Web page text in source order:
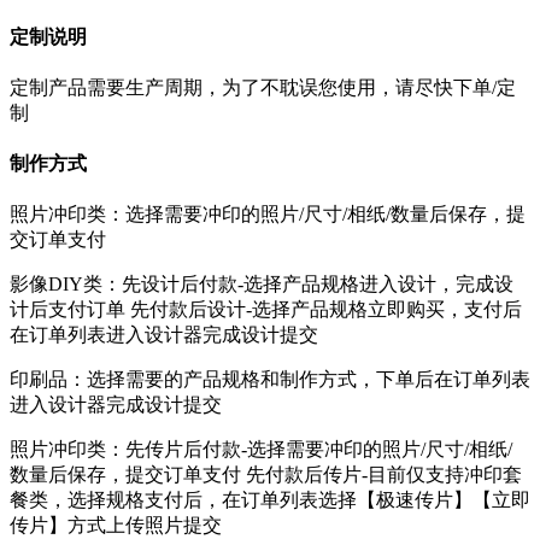
定制说明
定制产品需要生产周期，为了不耽误您使用，请尽快下单/定
制
制作方式
照片冲印类：选择需要冲印的照片/尺寸/相纸/数量后保存，提
交订单支付
影像DIY类：先设计后付款-选择产品规格进入设计，完成设
计后支付订单 先付款后设计-选择产品规格立即购买，支付后
在订单列表进入设计器完成设计提交
印刷品：选择需要的产品规格和制作方式，下单后在订单列表
进入设计器完成设计提交
照片冲印类：先传片后付款-选择需要冲印的照片/尺寸/相纸/
数量后保存，提交订单支付 先付款后传片-目前仅支持冲印套
餐类，选择规格支付后，在订单列表选择【极速传片】【立即
传片】方式上传照片提交